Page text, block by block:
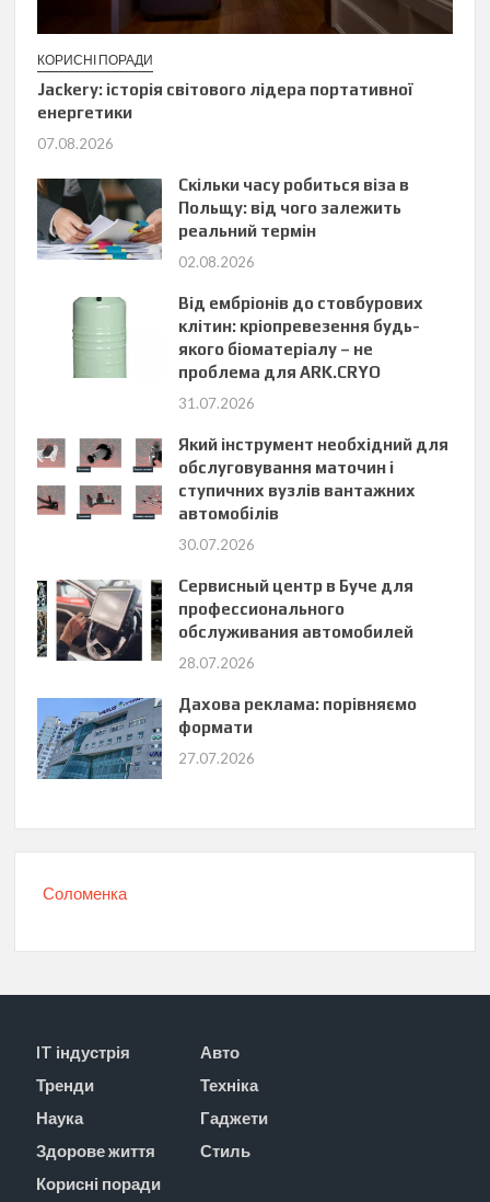
КОРИСНІ ПОРАДИ
Jackery: історія світового лідера портативної
енергетики
07.08.2026
Скільки часу робиться віза в
Польщу: від чого залежить
реальний термін
02.08.2026
Від ембріонів до стовбурових
клітин: кріопревезення будь-
якого біоматеріалу – не
проблема для ARK.CRYO
31.07.2026
Який інструмент необхідний для
обслуговування маточин і
ступичних вузлів вантажних
автомобілів
30.07.2026
Сервисный центр в Буче для
профессионального
обслуживания автомобилей
28.07.2026
Дахова реклама: порівняємо
формати
27.07.2026
Соломенка
IT індустрія
Авто
Тренди
Техніка
Наука
Гаджети
Здорове життя
Стиль
Корисні поради